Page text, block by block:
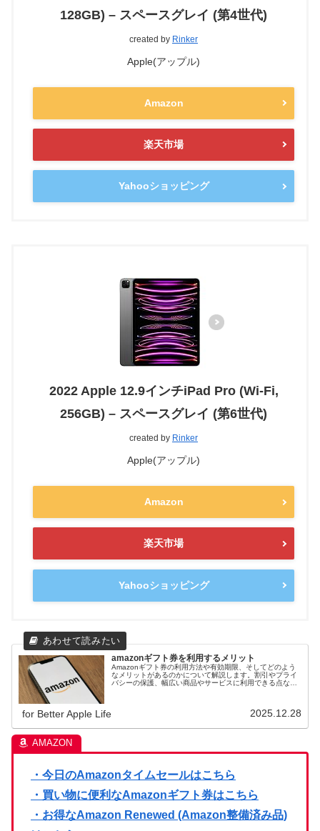
128GB) – スペースグレイ (第4世代)
created by Rinker
Apple(アップル)
Amazon
楽天市場
Yahooショッピング
2022 Apple 12.9インチiPad Pro (Wi-Fi,
256GB) – スペースグレイ (第6世代)
created by Rinker
Apple(アップル)
Amazon
楽天市場
Yahooショッピング
amazonギフト券を利用するメリット
Amazonギフト券の利用方法や有効期限、そしてどのよう
なメリットがあるのかについて解説します。割引やプライ
バシーの保護、幅広い商品やサービスに利用できる点な
for Better Apple Life 2025.12.28
・今日のAmazonタイムセールはこちら
・買い物に便利なAmazonギフト券はこちら
・お得なAmazon Renewed (Amazon整備済み品)